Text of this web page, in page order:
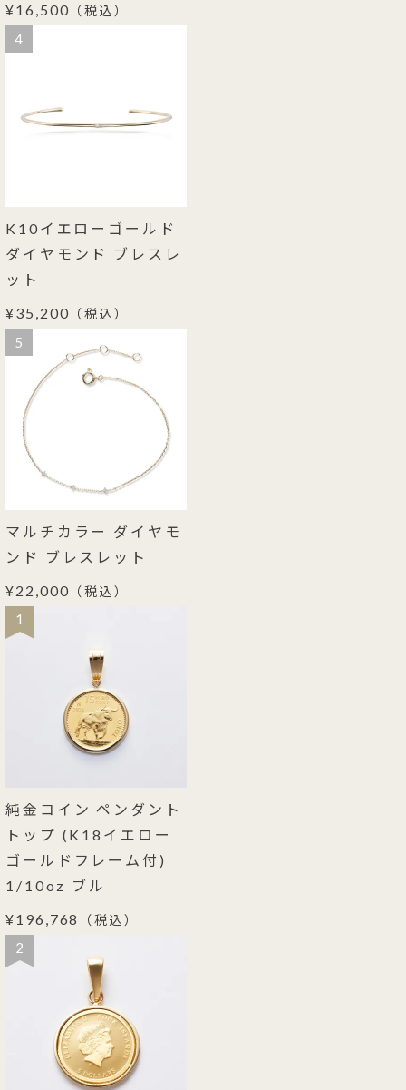
¥16,500 （税込）
4
K10イエローゴールド
ダイヤモンド ブレスレ
ット
¥35,200 （税込）
5
マルチカラー ダイヤモ
ンド ブレスレット
¥22,000 （税込）
1
純金コイン ペンダント
トップ (K18イエロー
ゴールドフレーム付)
1/10oz ブル
¥196,768
（税込）
2